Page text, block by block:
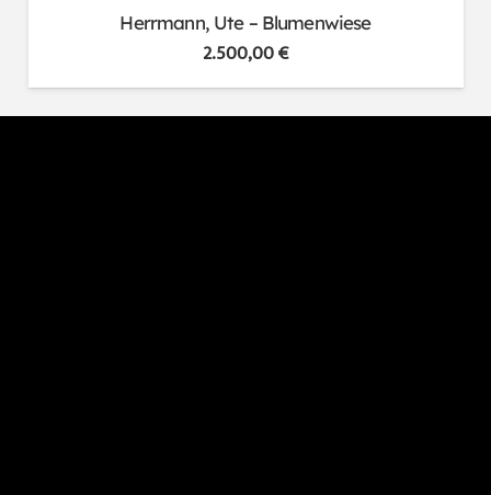
Herrmann, Ute – Blumenwiese
2.500,00€